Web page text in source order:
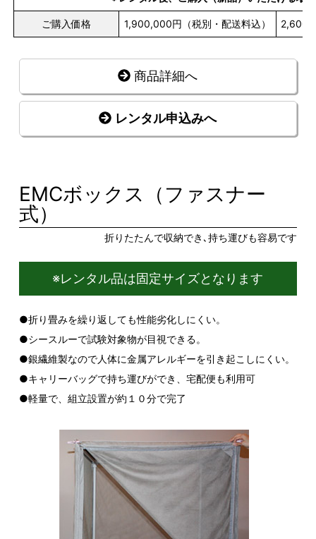
ご購入価格 1,900,000円（税別・配送料込）
商品詳細へ
レンタル申込みへ
EMCボックス（ファスナー
式）
折りたたんで収納でき､持ち運びも容易です
※レンタル品は固定サイズとなります
●折り畳みを繰り返しても性能劣化しにくい。
●シースルーで試験対象物が目視できる。
●銀繊維製なので人体に金属アレルギーを引き起こしにくい。
●キャリーバッグで持ち運びができ、宅配便も利用可
●軽量で、組立設置が約１０分で完了